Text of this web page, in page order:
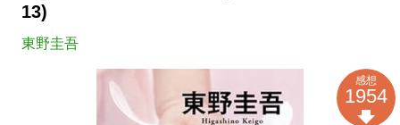
13)
東野圭吾
感想
1954